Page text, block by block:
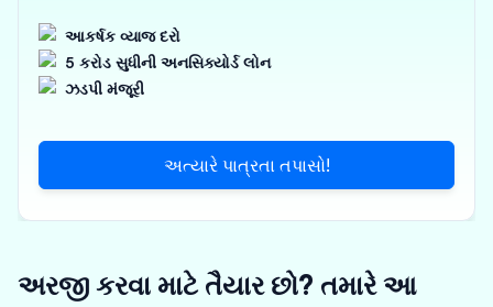
આકર્ષક વ્યાજ દરો
5 કરોડ સુધીની અનસિક્યોર્ડ લોન
ઝડપી મંજૂરી
અત્યારે પાત્રતા તપાસો!
અરજી કરવા માટે તૈયાર છો? તમારે આ